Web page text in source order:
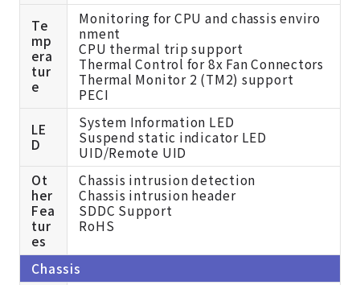
Te
mp
era
tur
e
Monitoring for CPU and chassis enviro
nment
CPU thermal trip support
Thermal Control for 8x Fan Connectors
Thermal Monitor 2 (TM2) support
PECI
LE
D
System Information LED
Suspend static indicator LED
UID/Remote UID
Ot
her
Fea
tur
es
Chassis intrusion detection
Chassis intrusion header
SDDC Support
RoHS
Chassis